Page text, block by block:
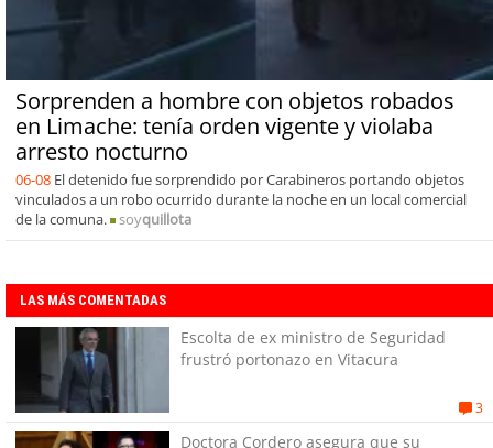
Sorprenden a hombre con objetos robados
en Limache: tenía orden vigente y violaba
arresto nocturno
06-08 El detenido fue sorprendido por Carabineros portando objetos
vinculados a un robo ocurrido durante la noche en un local comercial
de la comuna.
soyquillota
LAS MÁS COMENTADAS
Escolta de ex ministro de Seguridad
frustró portonazo en Vitacura
3
Doctora Cordero asegura que su